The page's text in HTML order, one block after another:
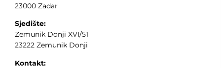
23000 Zadar
Sjedište:
Zemunik Donji XVI/51
23222 Zemunik Donji
Kontakt: